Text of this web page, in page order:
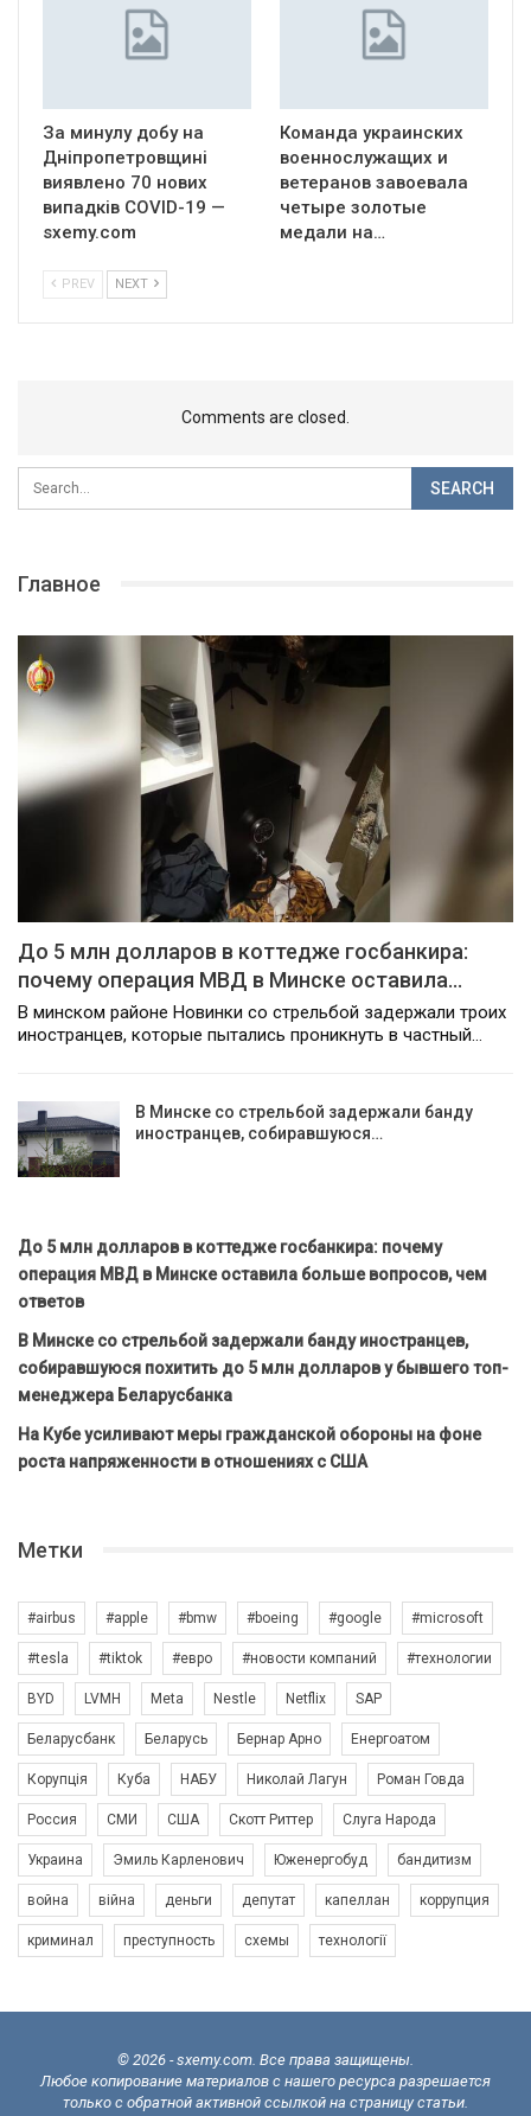
За минулу добу на
Дніпропетровщині
виявлено 70 нових
випадків COVID-19 —
sxemy.com
Команда украинских
военнослужащих и
ветеранов завоевала
четыре золотые
медали на…
PREV NEXT
Comments are closed.
Главное
До 5 млн долларов в коттедже госбанкира:
почему операция МВД в Минске оставила…
В минском районе Новинки со стрельбой задержали троих
иностранцев, которые пытались проникнуть в частный…
В Минске со стрельбой задержали банду
иностранцев, собиравшуюся…
До 5 млн долларов в коттедже госбанкира: почему
операция МВД в Минске оставила больше вопросов, чем
ответов
В Минске со стрельбой задержали банду иностранцев,
собиравшуюся похитить до 5 млн долларов у бывшего топ-
менеджера Беларусбанка
На Кубе усиливают меры гражданской обороны на фоне
роста напряженности в отношениях с США
Метки
#airbus #apple #bmw #boeing #google #microsoft
#tesla #tiktok #евро #новости компаний #технологии
BYD LVMH Meta Nestle Netflix SAP
Беларусбанк Беларусь Бернар Арно Енергоатом
Корупція Куба НАБУ Николай Лагун Роман Говда
Россия СМИ США Скотт Риттер Слуга Народа
Украина Эмиль Карленович Юженергобуд бандитизм
война війна деньги депутат капеллан коррупция
криминал преступность схемы технології
© 2026 - sxemy.com. Все права защищены.
Любое копирование материалов с нашего ресурса разрешается
только с обратной активной ссылкой на страницу статьи.